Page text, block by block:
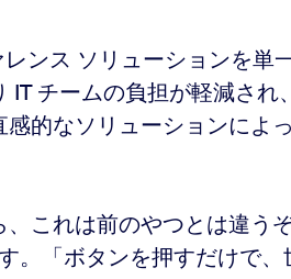
ンス ソリューションを単
チームの負担が軽減され
的なソリューションによ
これは前のやつとは違う
。「ボタンを押すだけで、